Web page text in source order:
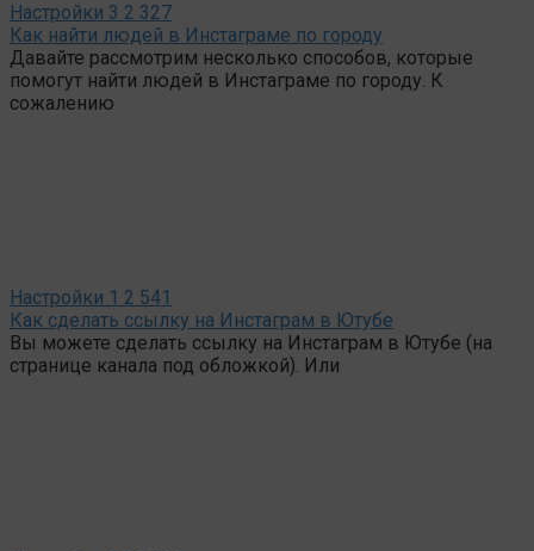
Настройки 3 2 327
Как найти людей в Инстаграме по городу
Давайте рассмотрим несколько способов, которые
помогут найти людей в Инстаграме по городу. К
сожалению
Настройки 1 2 541
Как сделать ссылку на Инстаграм в Ютубе
Вы можете сделать ссылку на Инстаграм в Ютубе (на
странице канала под обложкой). Или